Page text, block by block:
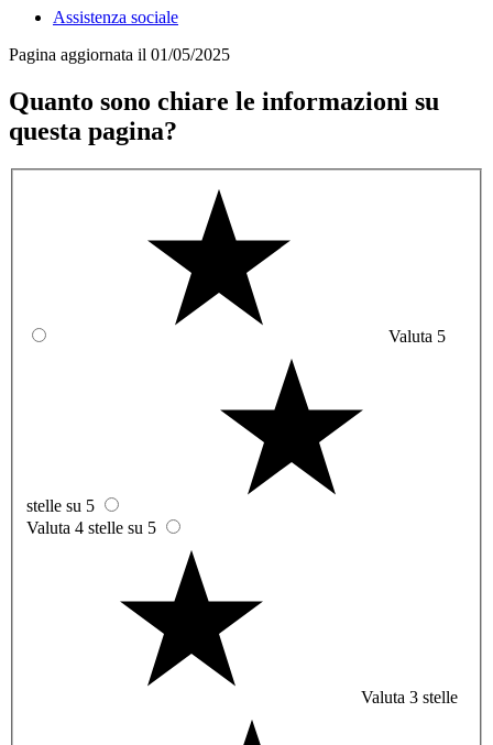
Assistenza sociale
Pagina aggiornata il 01/05/2025
Quanto sono chiare le informazioni su
questa pagina?
Valuta 5
stelle su 5
Valuta 4 stelle su 5
Valuta 3 stelle